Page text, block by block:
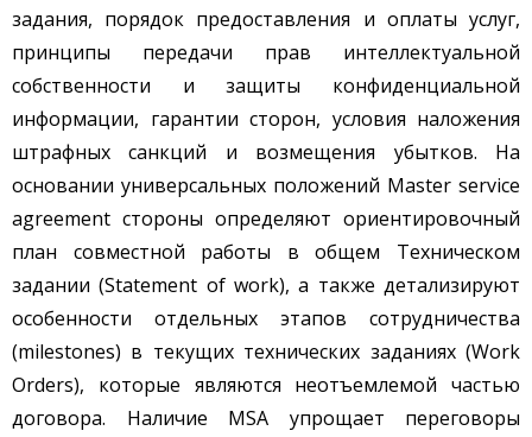
задания, порядок предоставления и оплаты услуг,
принципы передачи прав интеллектуальной
собственности и защиты конфиденциальной
информации, гарантии сторон, условия наложения
штрафных санкций и возмещения убытков. На
основании универсальных положений Master service
agreement стороны определяют ориентировочный
план совместной работы в общем Техническом
задании (Statement of work), а также детализируют
особенности отдельных этапов сотрудничества
(milestones) в текущих технических заданиях (Work
Orders), которые являются неотъемлемой частью
договора. Наличие МSA упрощает переговоры